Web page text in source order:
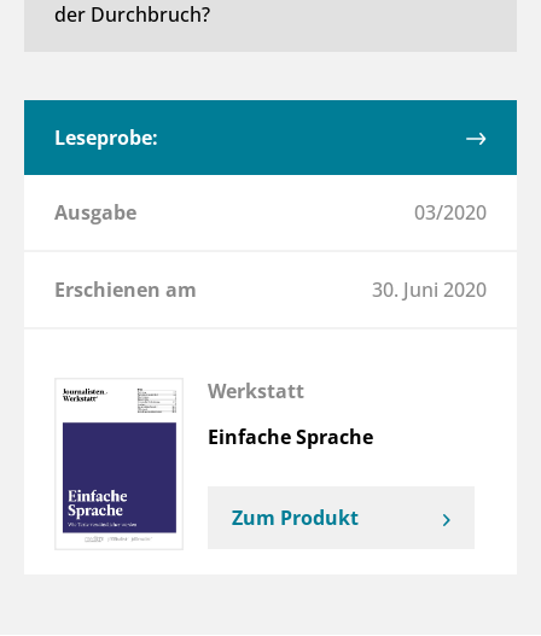
der Durchbruch?
Leseprobe:
Ausgabe 03/2020
Erschienen am 30. Juni 2020
Werkstatt
Einfache Sprache
Zum Produkt